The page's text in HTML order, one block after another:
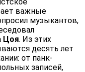
важные
музыкантов,
Цоя. Из этих
десять лет
от панк-
записей,